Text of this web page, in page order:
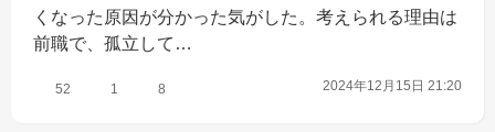
くなった原因が分かった気がした。考えられる理由は
前職で、孤立して…
52 1 8 2024年12月15日 21:20